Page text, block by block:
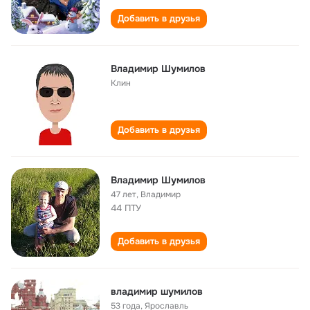
Добавить в друзья
Владимир Шумилов
Клин
Добавить в друзья
Владимир Шумилов
47 лет, Владимир
44 ПТУ
Добавить в друзья
владимир шумилов
53 года,Ярославль